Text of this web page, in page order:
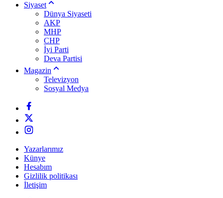
Siyaset
Dünya Siyaseti
AKP
MHP
CHP
İyi Parti
Deva Partisi
Magazin
Televizyon
Sosyal Medya
Yazarlarımız
Künye
Hesabım
Gizlilik politikası
İletişim